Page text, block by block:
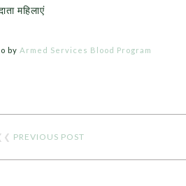
महिलाएं
by Armed Services Blood Program
PREVIOUS POST